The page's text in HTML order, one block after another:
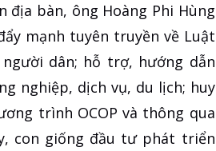
bàn, ông Hoàng Phi Hùng
mạnh tuyên truyền về Luật
dân; hỗ trợ, hướng dẫn
nghiệp, dịch vụ, du lịch; huy
trình OCOP và thông qua
con giống đầu tư phát triển